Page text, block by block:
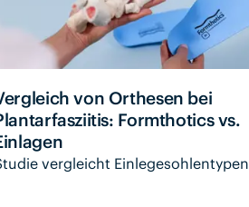
von Orthesen bei
Formthotics vs.
vergleicht Einlegesohlentypen